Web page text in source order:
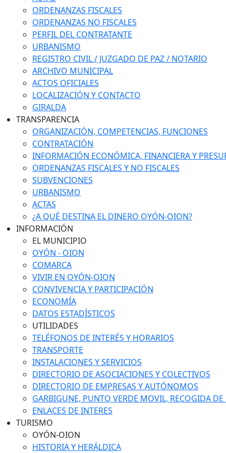
ORDENANZAS FISCALES
ORDENANZAS NO FISCALES
PERFIL DEL CONTRATANTE
URBANISMO
REGISTRO CIVIL / JUZGADO DE PAZ / NOTARIO
ARCHIVO MUNICIPAL
ACTOS OFICIALES
LOCALIZACIÓN Y CONTACTO
GIRALDA
TRANSPARENCIA
ORGANIZACIÓN, COMPETENCIAS, FUNCIONES
CONTRATACIÓN
INFORMACIÓN ECONÓMICA, FINANCIERA Y
ORDENANZAS FISCALES Y NO FISCALES
SUBVENCIONES
URBANISMO
ACTAS
¿A QUÉ DESTINA EL DINERO OYÓN-OION?
INFORMACIÓN
EL MUNICIPIO
OYÓN - OION
COMARCA
VIVIR EN OYÓN-OION
CONVIVENCIA Y PARTICIPACIÓN
ECONOMÍA
DATOS ESTADÍSTICOS
UTILIDADES
TELÉFONOS DE INTERÉS Y HORARIOS
TRANSPORTE
INSTALACIONES Y SERVICIOS
DIRECTORIO DE ASOCIACIONES Y COLECTIVOS
DIRECTORIO DE EMPRESAS Y AUTÓNOMOS
GARBIGUNE, PUNTO VERDE MOVIL, RECOGIDA DE
ENLACES DE INTERES
TURISMO
OYÓN-OION
HISTORIA Y HERÁLDICA